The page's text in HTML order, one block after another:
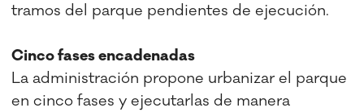
tramos del parque pendientes de ejecución.
Cinco fases encadenadas
La administración propone urbanizar el parque
en cinco fases y ejecutarlas de manera